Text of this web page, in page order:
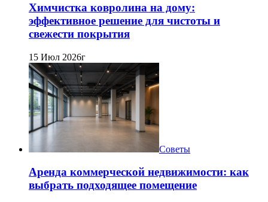
Химчистка ковролина на дому:
эффективное решение для чистоты и
свежести покрытия
15 Июл 2026г
Советы
Аренда коммерческой недвижимости: как
выбрать подходящее помещение